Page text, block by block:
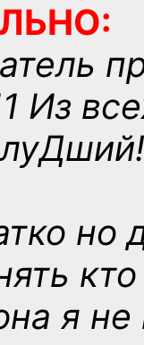
Из
но
я не